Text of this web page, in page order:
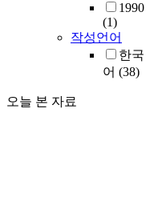
1990
(1)
작성언어
한국
어 (38)
오늘 본 자료